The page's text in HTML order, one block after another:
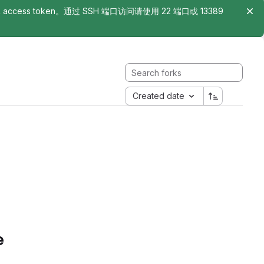
token。通过 SSH 端口访问请使用 22 端口或 13389
Created date